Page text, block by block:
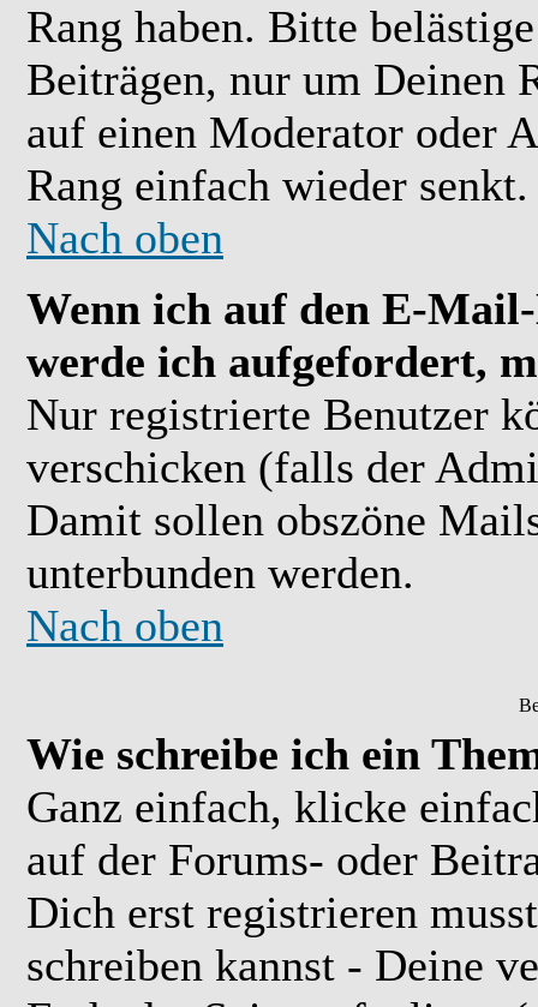
Rang haben. Bitte
Beiträgen, nur um Deinen
auf einen Moderator oder
Rang einfach wieder senkt.
Nach oben
Wenn ich auf den E-
werde ich aufgefordert,
Nur registrierte Benutzer
verschicken (falls der
Damit sollen obszöne
unterbunden werden.
Nach oben
Wie schreibe ich ein
Ganz einfach, klicke
auf der Forums- oder
Dich erst registrieren
schreiben kannst - Deine